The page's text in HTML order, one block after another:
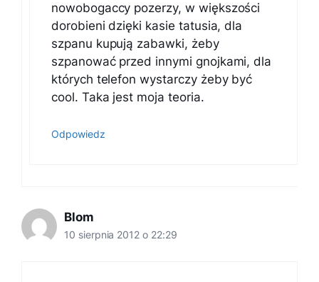
nowobogaccy pozerzy, w większości
dorobieni dzięki kasie tatusia, dla
szpanu kupują zabawki, żeby
szpanować przed innymi gnojkami, dla
których telefon wystarczy żeby być
cool. Taka jest moja teoria.
Odpowiedz
Blom
10 sierpnia 2012 o 22:29